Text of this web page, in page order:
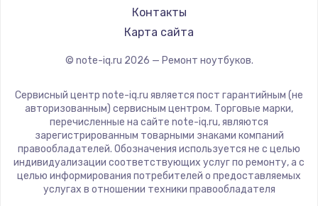
LG
Panasonic
ZTE
Hiper
Evga
Google
Echips
Контакты
Карта сайта
© note-iq.ru 2026 — Ремонт ноутбуков.
Сервисный центр note-iq.ru является пост гарантийным (не
авторизованным) сервисным центром. Торговые марки,
перечисленные на сайте note-iq.ru, являются
зарегистрированным товарными знаками компаний
правообладателей. Обозначения используется не с целью
индивидуализации соответствующих услуг по ремонту, а с
целью информирования потребителей о предоставляемых
услугах в отношении техники правообладателя